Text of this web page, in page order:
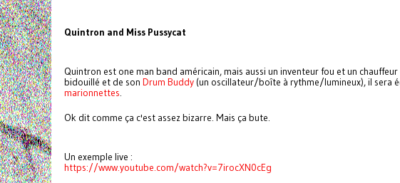
Quintron and Miss Pussycat
Quintron est one man band américain, mais aussi un inventeur fou et un
bidouillé et de son Drum Buddy (un oscillateur/boîte à rythme/lumineux), il sera
marionnettes.
Ok dit comme ça c'est assez bizarre. Mais ça bute.
Un exemple live :
https://www.youtube.com/watch?v=7irocXN0cEg